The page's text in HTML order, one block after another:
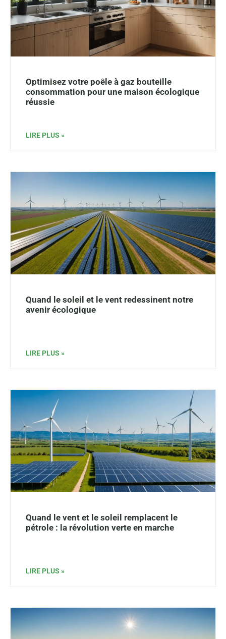
Optimisez votre poêle à gaz bouteille
consommation pour une maison écologique
réussie
LIRE PLUS »
Quand le soleil et le vent redessinent notre
avenir écologique
LIRE PLUS »
Quand le vent et le soleil remplacent le
pétrole : la révolution verte en marche
LIRE PLUS »